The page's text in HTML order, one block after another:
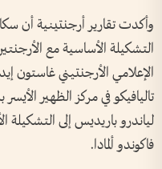
التشكيلة الأساسية مع
الإعلامي الأرجنتيني غاستون
تاليافيكو في مركز الظهير
لياندرو باريديس إلى
فاكوندو ألمادا.